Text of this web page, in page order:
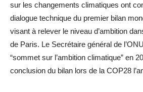
sur les changements climatiques ont
dialogue technique du premier bilan
visant à relever le niveau d’ambition
de Paris. Le Secrétaire général de
“sommet sur l’ambition climatique” en
conclusion du bilan lors de la COP28